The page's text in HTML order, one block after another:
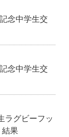
念中学生交
念中学生交
グビーフッ
果